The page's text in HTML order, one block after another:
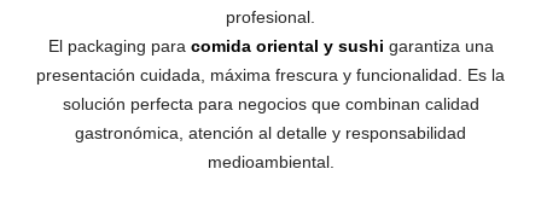
profesional.
El packaging para comida oriental y sushi garantiza una
presentación cuidada, máxima frescura y funcionalidad. Es la
solución perfecta para negocios que combinan calidad
gastronómica, atención al detalle y responsabilidad
medioambiental.